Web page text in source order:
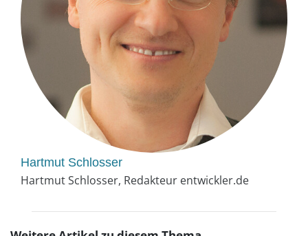
Hartmut Schlosser
Hartmut Schlosser, Redakteur entwickler.de